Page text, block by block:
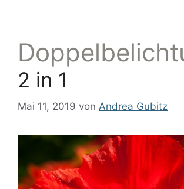
2 in 1
Mai 11, 2019 von Andrea Gubitz